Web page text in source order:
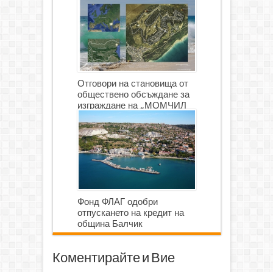
Отговори на становища от
обществено обсъждане за
изграждане на „МОМЧИЛ
ГОЛФ И ГОЛФ ИГРИЩЕ”
Фонд ФЛАГ одобри
отпускането на кредит на
община Балчик
Коментирайте и Вие